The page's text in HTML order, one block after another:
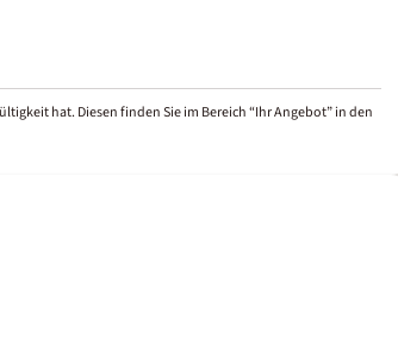
hat. Diesen finden Sie im Bereich “Ihr Angebot” in den